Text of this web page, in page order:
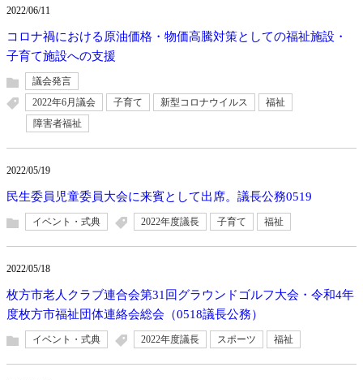
2022/06/11
コロナ禍における原油価格・物価高騰対策としての福祉施設・
子育て施設への支援
議会発言
2022年6月議会
子育て 新型コロナウイルス
福祉
障害者福祉
2022/05/19
民生委員児童委員大会に来賓として出席。議長公務0519
イベント・式典 2022年度議長 子育て 福祉
2022/05/18
枚方市老人クラブ連合会第31回グラウンドゴルフ大会・令和4年
度枚方市福祉団体連絡会総会（0518議長公務）
イベント・式典 2022年度議長 スポーツ 福祉